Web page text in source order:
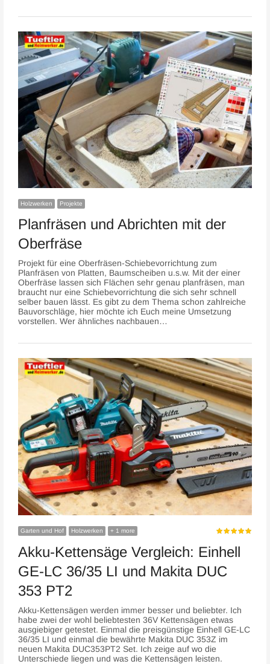
Holzwerken Projekte
Planfräsen und Abrichten mit der
Oberfräse
Projekt für eine Oberfräsen-Schiebevorrichtung zum
Planfräsen von Platten, Baumscheiben u.s.w. Mit der einer
Oberfräse lassen sich Flächen sehr genau planfräsen, man
braucht nur eine Schiebevorrichtung die sich sehr schnell
selber bauen lässt. Es gibt zu dem Thema schon zahlreiche
Bauvorschläge, hier möchte ich Euch meine Umsetzung
vorstellen. Wer ähnliches nachbauen…
Garten und Hof Holzwerken + 1 more
Akku-Kettensäge Vergleich: Einhell
GE-LC 36/35 LI und Makita DUC
353 PT2
Akku-Kettensägen werden immer besser und beliebter. Ich
habe zwei der wohl beliebtesten 36V Kettensägen etwas
ausgiebiger getestet. Einmal die preisgünstige Einhell GE-LC
36/35 LI und einmal die bewährte Makita DUC 353Z im
neuen Makita DUC353PT2 Set. Ich zeige auf wo die
Unterschiede liegen und was die Kettensägen leisten.